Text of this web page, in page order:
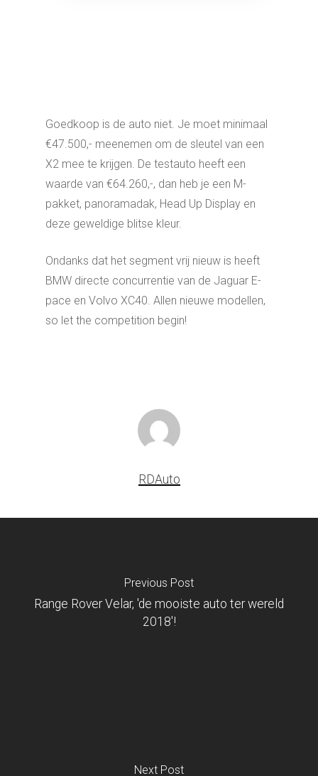
Goedkoop is de auto niet. Je moet minimaal
€47.500,- meenemen om de sleutel van een
X2 mee te krijgen. De testauto heeft een
waarde van €64.260,-, dan heb je een M-
pakket, panoramadak, Head Up Display en
deze geweldige blitse kleur.
Ondanks dat het segment vrij nieuw is heeft
BMW directe concurrentie van de Jaguar E-
pace en Volvo XC40. Allen nieuwe modellen,
so let the competition begin!
RDAuto
Previous Post
Range Rover Velar, 'de mooiste auto ter wereld
2018'!
Next Post